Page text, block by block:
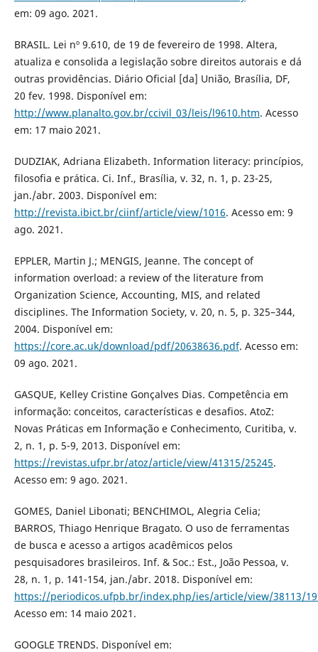
em: 09 ago. 2021.
BRASIL. Lei nº 9.610, de 19 de fevereiro de 1998. Altera,
atualiza e consolida a legislação sobre direitos autorais e dá
outras providências. Diário Oficial [da] União, Brasília, DF,
20 fev. 1998. Disponível em:
http://www.planalto.gov.br/ccivil_03/leis/l9610.htm. Acesso
em: 17 maio 2021.
DUDZIAK, Adriana Elizabeth. Information literacy: princípios,
filosofia e prática. Ci. Inf., Brasília, v. 32, n. 1, p. 23-25,
jan./abr. 2003. Disponível em:
http://revista.ibict.br/ciinf/article/view/1016. Acesso em: 9
ago. 2021.
EPPLER, Martin J.; MENGIS, Jeanne. The concept of
information overload: a review of the literature from
Organization Science, Accounting, MIS, and related
disciplines. The Information Society, v. 20, n. 5, p. 325–344,
2004. Disponível em:
https://core.ac.uk/download/pdf/20638636.pdf. Acesso em:
09 ago. 2021.
GASQUE, Kelley Cristine Gonçalves Dias. Competência em
informação: conceitos, características e desafios. AtoZ:
Novas Práticas em Informação e Conhecimento, Curitiba, v.
2, n. 1, p. 5-9, 2013. Disponível em:
https://revistas.ufpr.br/atoz/article/view/41315/25245.
Acesso em: 9 ago. 2021.
GOMES, Daniel Libonati; BENCHIMOL, Alegria Celia;
BARROS, Thiago Henrique Bragato. O uso de ferramentas
de busca e acesso a artigos acadêmicos pelos
pesquisadores brasileiros. Inf. & Soc.: Est., João Pessoa, v.
28, n. 1, p. 141-154, jan./abr. 2018. Disponível em:
https://periodicos.ufpb.br/index.php/ies/article/view/38113/
Acesso em: 14 maio 2021.
GOOGLE TRENDS. Disponível em: